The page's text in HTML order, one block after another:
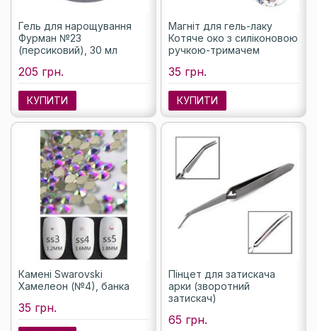
Гель для нарощування
Фурман №23
(персиковий), 30 мл
205 грн.
КУПИТИ
Магніт для гель-лаку
Котяче око з силіконовою
ручкою-тримачем
35 грн.
КУПИТИ
Камені Swarovski
Хамелеон (№4), банка
35 грн.
Пінцет для затискача
арки (зворотний
затискач)
65 грн.